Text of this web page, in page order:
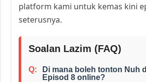
platform kami untuk kemas kini
seterusnya.
Soalan Lazim (FAQ)
Di mana boleh tonton Nuh
Episod 8 online?